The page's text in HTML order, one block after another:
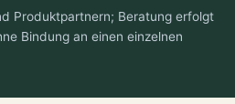
Produktpartnern; Beratung erfolgt
Bindung an einen einzelnen